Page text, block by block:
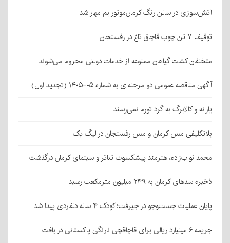
آتش‌سوزی در سالن رنگ کرمان‌موتور بم مهار شد
توقیف ۷ تن چوب قاچاق تاغ در رفسنجان
متخلفان کشت گیاهان ممنوعه از خدمات دولتی محروم می‌شوند
آگهی مناقصه عمومی دو مرحله‌ای به شماره ۰۵-۱۴۰۵ (تجدید اول)
یارانه و کالابرگ به گرد تورم نمی‌رسند
بلاتکلیفی مس کرمان و مس رفسنجان در لیگ یک
محمد نواب‌زاده، هنرمند پیشکسوت تئاتر و سینمای کرمان درگذشت
ذخیره سدهای کرمان به ۲۴۹ میلیون مترمکعب رسید
پایان عملیات جست‌وجو در جیرفت؛ کودک ۴ ساله دلفاردی پیدا شد
جریمه ۶ میلیارد ریالی برای قاچاقچی نارنگی پاکستانی در بافت